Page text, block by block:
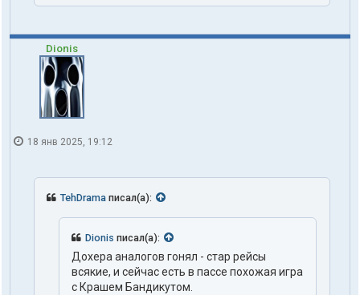
Dionis
18 янв 2025, 19:12
TehDrama писал(а):
Dionis писал(а):
Дохера аналогов гонял - стар рейсы
всякие, и сейчас есть в пассе похожая игра
с Крашем Бандикутом.